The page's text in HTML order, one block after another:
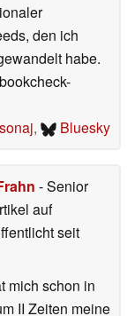
den ich
habe.
, Bluesky
- Senior
auf
seit
mich schon in
II Zeiten meine